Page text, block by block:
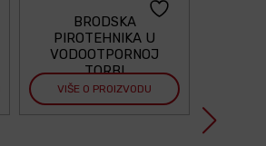
BRODSKA
PIROTEHNIKA U
VODOOTPORNOJ
TORBI
VIŠE O PROIZVODU